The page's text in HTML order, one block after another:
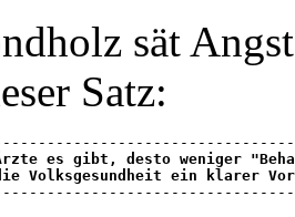
sät
Satz:
es gibt, desto weniger
Volksgesundheit ein klarer